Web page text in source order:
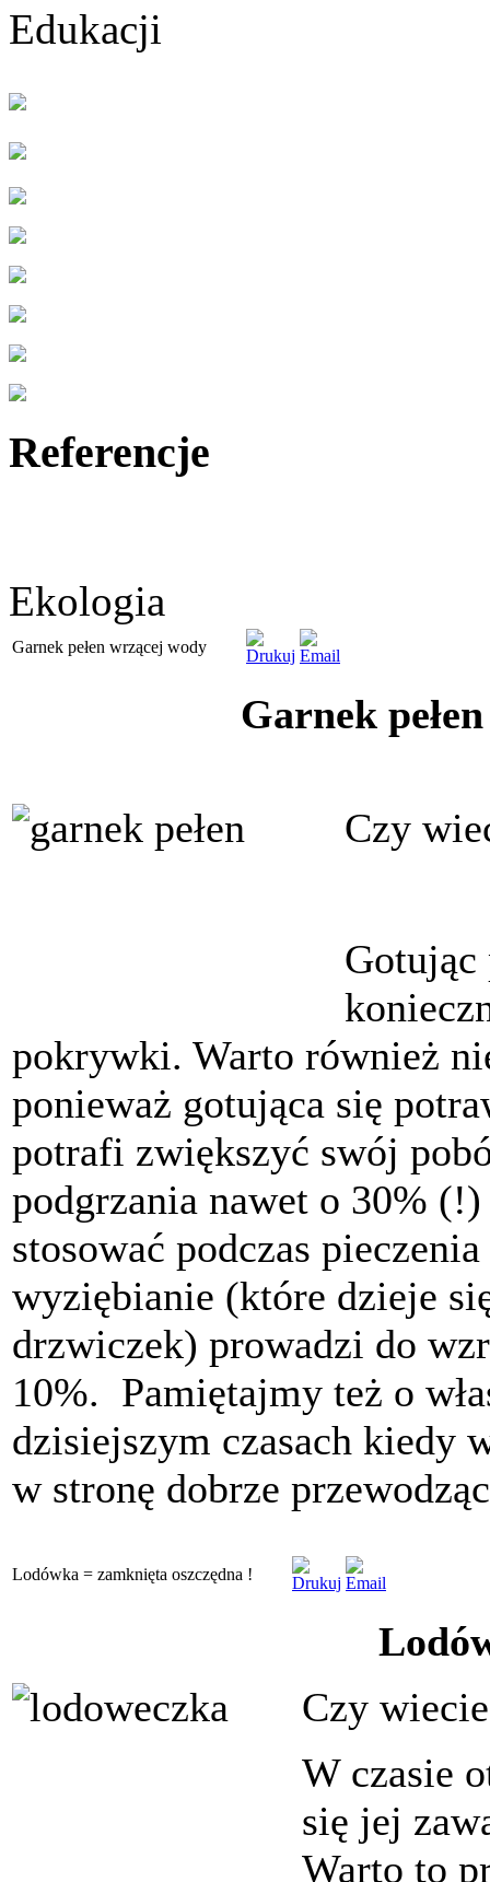
Referencje
Ekologia
Garnek pełen wrzącej wody
Garnek
Czy
Gotując
pokrywki. Warto również
ponieważ gotująca się
potrafi zwiększyć swój
podgrzania nawet o 30%
stosować podczas
wyziębianie (które dzieje
drzwiczek) prowadzi do
10%. Pamiętajmy też o
dzisiejszym czasach kiedy
w stronę dobrze
Lodówka = zamknięta oszczędna !
Czy
W czasie
się jej
Warto to